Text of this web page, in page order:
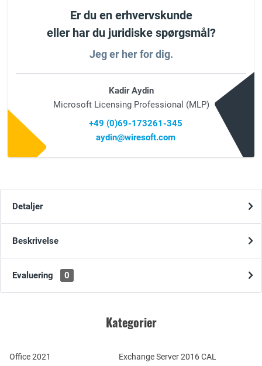
Er du en erhvervskunde
eller har du juridiske spørgsmål?
Jeg er her for dig.
Kadir Aydin
Microsoft Licensing Professional (MLP)
+49 (0)69-173261-345
aydin@wiresoft.com
Detaljer
Beskrivelse
Evaluering 0
Kategorier
Office 2021
Exchange Server 2016 CAL